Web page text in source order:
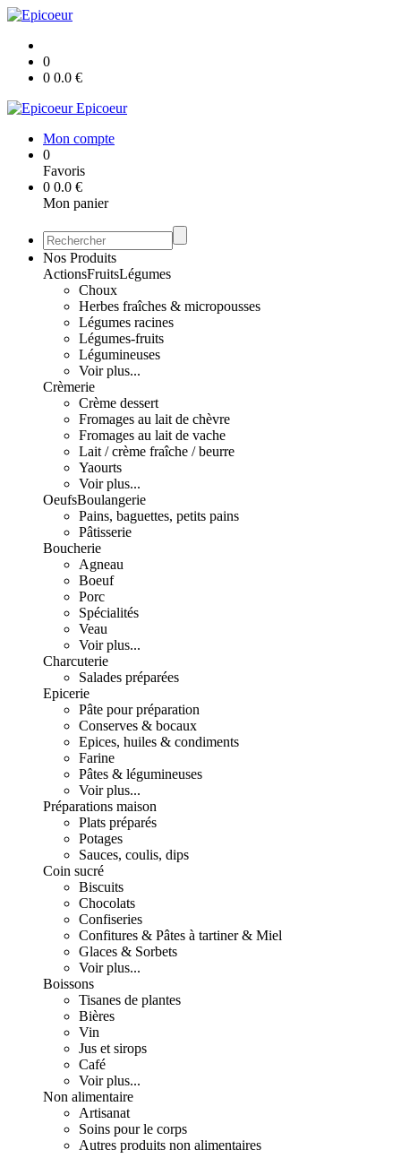
0
0 0.0 €
Epicoeur
Mon compte
0
Favoris
0 0.0 €
Mon panier
Nos Produits
ActionsFruitsLégumes
Choux
Herbes fraîches & micropousses
Légumes racines
Légumes-fruits
Légumineuses
Voir plus...
Crèmerie
Crème dessert
Fromages au lait de chèvre
Fromages au lait de vache
Lait / crème fraîche / beurre
Yaourts
Voir plus...
OeufsBoulangerie
Pains, baguettes, petits pains
Pâtisserie
Boucherie
Agneau
Boeuf
Porc
Spécialités
Veau
Voir plus...
Charcuterie
Salades préparées
Epicerie
Pâte pour préparation
Conserves & bocaux
Epices, huiles & condiments
Farine
Pâtes & légumineuses
Voir plus...
Préparations maison
Plats préparés
Potages
Sauces, coulis, dips
Coin sucré
Biscuits
Chocolats
Confiseries
Confitures & Pâtes à tartiner & Miel
Glaces & Sorbets
Voir plus...
Boissons
Tisanes de plantes
Bières
Vin
Jus et sirops
Café
Voir plus...
Non alimentaire
Artisanat
Soins pour le corps
Autres produits non alimentaires